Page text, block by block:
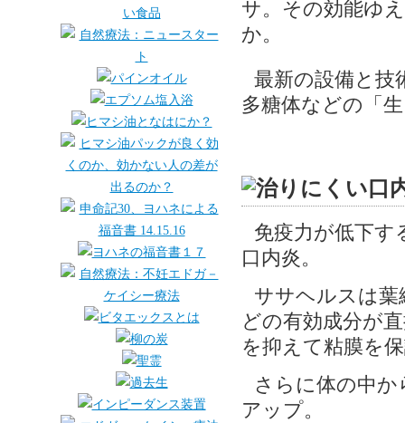
サ。その効能ゆ
か。
最新の設備と技
多糖体などの「
免疫力が低下す
口内炎。
ササヘルスは葉
どの有効成分が
を抑えて粘膜を
さらに体の中
アップ。